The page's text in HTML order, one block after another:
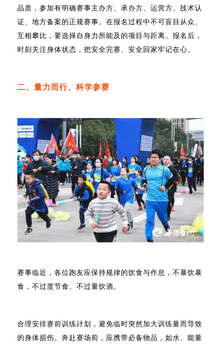
品质，参加有明确赛事主办方、承办方、运营方、技术认
证、地方备案的正规赛事。在报名过程中不可盲目从众、
互相攀比，要选择自身力所能及的项目与距离。报名后，
时刻关注身体状态，把安全完赛、安全回家牢记在心。
二、量力而行、科学参赛
赛事临近，各位跑友应保持规律的饮食与作息，不暴饮暴
食，不过度节食、不过量饮酒。
合理安排赛前训练计划，避免临时突然加大训练量而导致
的身体损伤。奔赴赛场前，应携带必备物品，如水、能量